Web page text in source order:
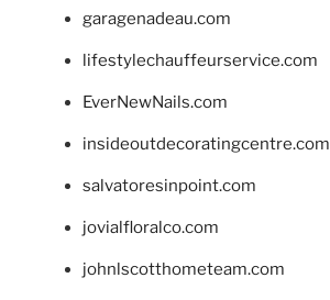
garagenadeau.com
lifestylechauffeurservice.com
EverNewNails.com
insideoutdecoratingcentre.com
salvatoresinpoint.com
jovialfloralco.com
johnlscotthometeam.com